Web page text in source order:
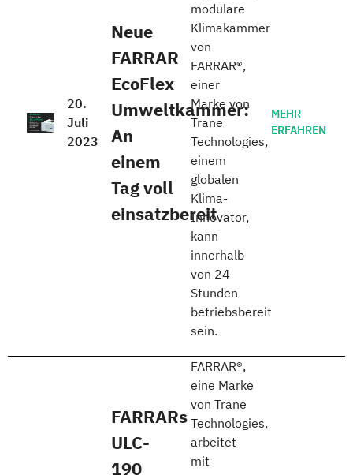
20.
Juli
2023
Neue
FARRAR
EcoFlex
Umweltkammer:
An
einem
Tag voll
einsatzbereit
modulare
Klimakammer
von
FARRAR®,
einer
Marke von
Trane
Technologies,
einem
globalen
Klima-
Innovator,
kann
innerhalb
von 24
Stunden
betriebsbereit
sein.
MEHR
ERFAHREN
FARRARs
ULC-
190
FARRAR®,
eine Marke
von Trane
Technologies,
arbeitet
mit